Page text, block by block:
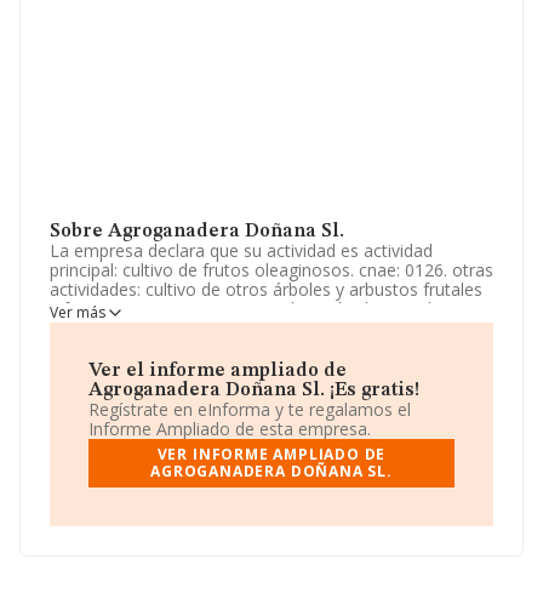
Sobre Agroganadera Doñana Sl.
La empresa declara que su actividad es actividad
principal: cultivo de frutos oleaginosos. cnae: 0126. otras
actividades: cultivo de otros árboles y arbustos frutales
y frutos secos. cnae: 0125. explotación de ganado
bovino para la producción de leche. cnae: 0141.
0142. explotación de ga. La sociedad está inscrita en el
Registro Mercantil como Sociedad Limitada. Su
actividad CNAE es 'Cultivo de frutos oleaginosos' con
código 0126. La compañía no tiene actividad en
mercados exteriores.
Ha contado con el mismo número de profesionales y
INFORMA, ha dispuesto de un número de empleados
Ver más
Ver el informe ampliado de
Agroganadera Doñana Sl. ¡Es gratis!
Regístrate en eInforma y te regalamos el
Informe Ampliado de esta empresa.
VER INFORME AMPLIADO DE
AGROGANADERA DOÑANA SL.